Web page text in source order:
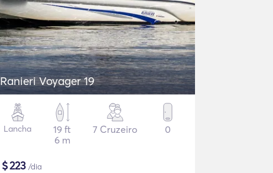
Ranieri Voyager 19
Lancha
19 ft
6 m
7 Cruzeiro 0
$223 /dia